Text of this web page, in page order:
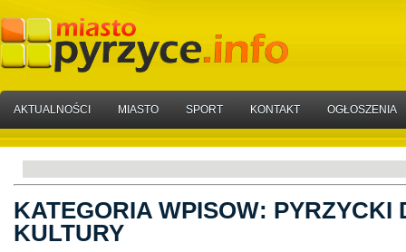
AKTUALNOŚCI MIASTO SPORT KONTAKT OGŁOSZENIA
KATEGORIA WPISOW: PYRZYCKI
KULTURY